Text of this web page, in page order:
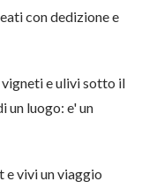
con dedizione e
e ulivi sotto il
un luogo: e' un
e vivi un viaggio